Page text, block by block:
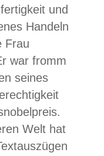
und
Handeln
Frau
war fromm
seines
Welt hat